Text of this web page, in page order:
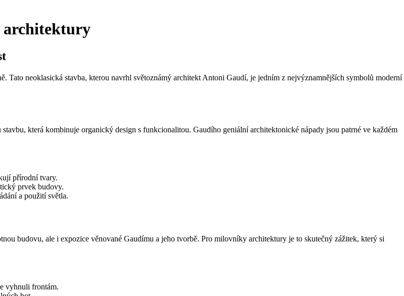
architektury
Tato neoklasická stavba, kterou navrhl světoznámý architekt Antoni Gaudí, je jedním z nejvýznamnějších symbolů moderní
která kombinuje organický design s funkcionalitou. Gaudího geniální architektonické nápady jsou patrné ve každém
přírodní tvary.
prvek budovy.
a použití světla.
budovu, ale i expozice věnované Gaudímu a jeho tvorbě. Pro milovníky architektury je to skutečný zážitek, který si
vyhnuli frontám.